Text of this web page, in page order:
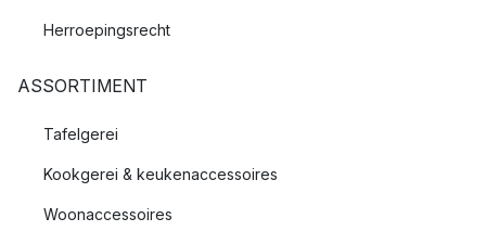
Herroepingsrecht
ASSORTIMENT
Tafelgerei
Kookgerei & keukenaccessoires
Woonaccessoires